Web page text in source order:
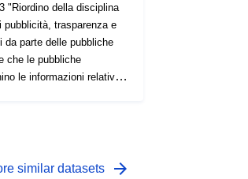
"Riordino della disciplina
pubblicità, trasparenza e
da parte delle pubbliche
che le pubbliche
le informazioni relative
similar datasets arrow_forward